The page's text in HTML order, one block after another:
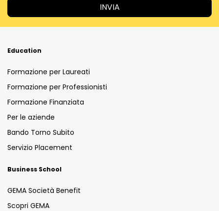
Education
Formazione per Laureati
Formazione per Professionisti
Formazione Finanziata
Per le aziende
Bando Torno Subito
Servizio Placement
Business School
GEMA Società Benefit
Scopri GEMA